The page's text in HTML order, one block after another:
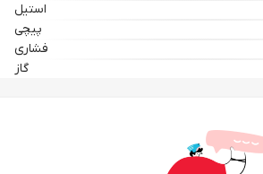
استیل
پیچی
فشاری
گاز